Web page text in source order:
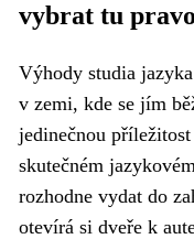
vybrat tu
Výhody studia
v zemi, kde se jím
jedinečnou
skutečném
rozhodne vydat do
otevírá si dveře k